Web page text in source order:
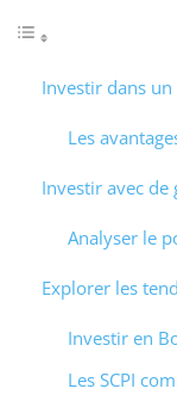
Investir dans
Les
Investir avec de
Analyser le
Explorer les
Investir en
Les SCPI